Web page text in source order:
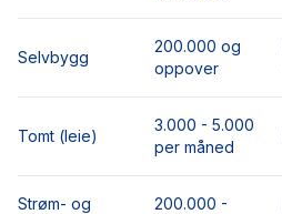
Selvbygg
200.000 og
oppover
Tomt (leie)
3.000 - 5.000
per måned
Strøm- og
200.000 -